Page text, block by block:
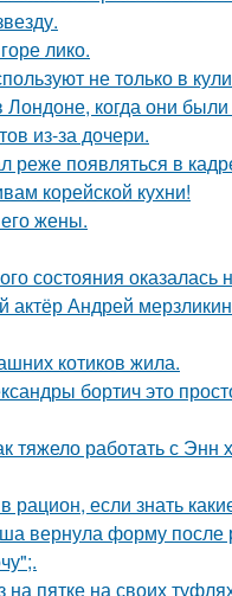
лико.
не только в
когда они
из-за дочери.
реже появляться в
корейской кухни!
жены.
состояния оказалась
актёр Андрей
котиков жила.
бортич это
работать с Энн
рацион, если знать
вернула форму после
пятке на своих